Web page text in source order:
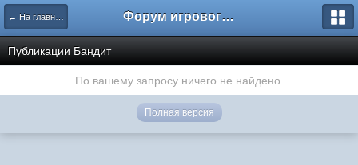
← На главную Форум игрового проекта Riverrise
Публикации Бандит
По вашему запросу ничего не найдено.
Полная версия